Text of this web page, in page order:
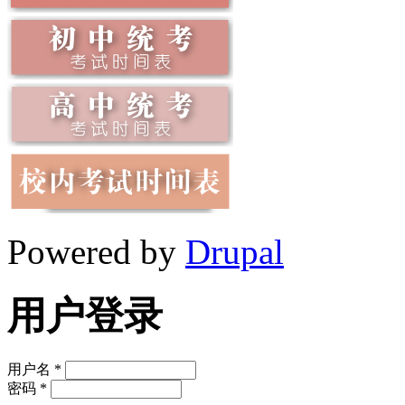
Powered by Drupal
用户登录
用户名 *
密码 *